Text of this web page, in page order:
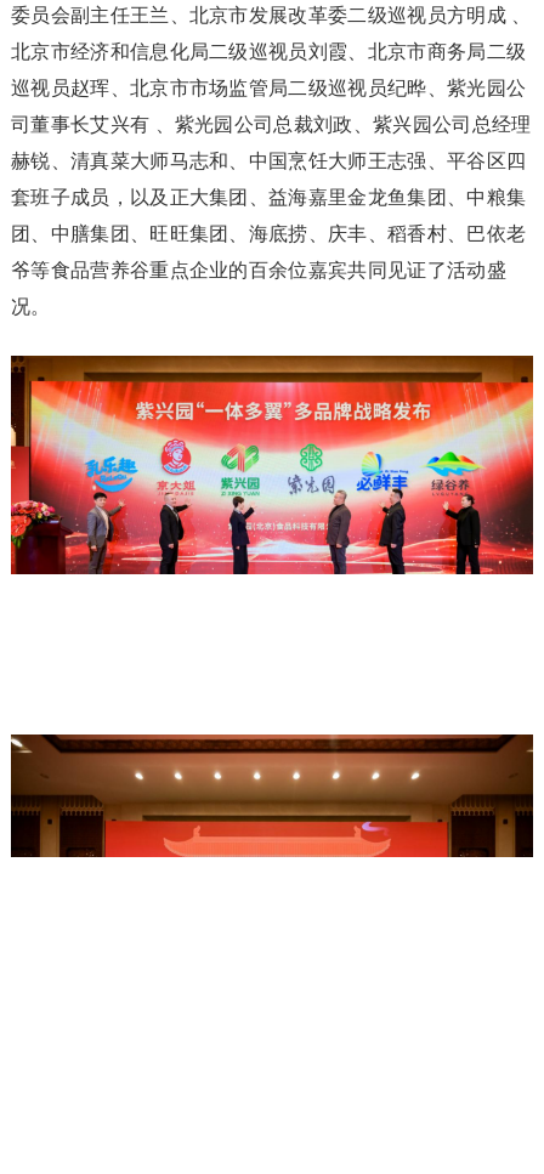
委员会副主任王兰、北京市发展改革委二级巡视员方明成 、
北京市经济和信息化局二级巡视员刘霞、北京市商务局二级
巡视员赵珲、北京市市场监管局二级巡视员纪晔、紫光园公
司董事长艾兴有 、紫光园公司总裁刘政、紫兴园公司总经理
赫锐、清真菜大师马志和、中国烹饪大师王志强、平谷区四
套班子成员，以及正大集团、益海嘉里金龙鱼集团、中粮集
团、中膳集团、旺旺集团、海底捞、庆丰、稻香村、巴依老
爷等食品营养谷重点企业的百余位嘉宾共同见证了活动盛
况。